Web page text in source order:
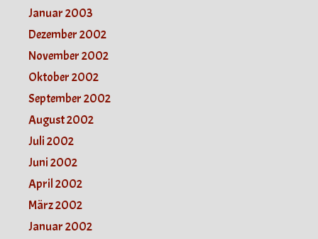
Januar 2003
Dezember 2002
November 2002
Oktober 2002
September 2002
August 2002
Juli 2002
Juni 2002
April 2002
März 2002
Januar 2002